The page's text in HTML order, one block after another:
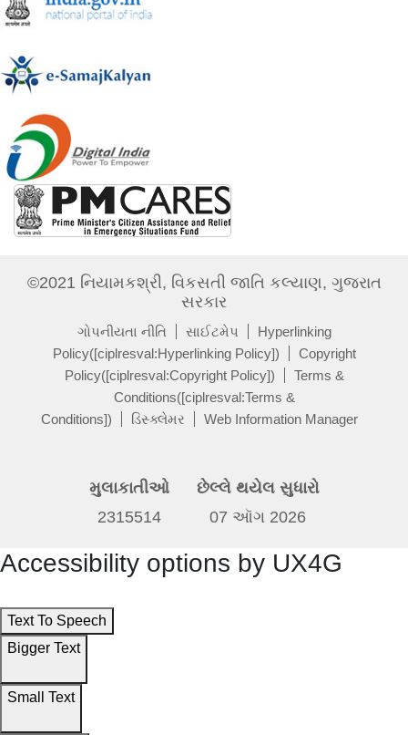
©2021 નિયામકશ્રી, વિકસતી જાતિ કલ્યાણ, ગુજરાત
સરકાર
ગોપનીયતા નીતિ સાઈટમેપ
Hyperlinking
Policy([ciplresval:Hyperlinking Policy])
Copyright
Policy([ciplresval:Copyright Policy])
Terms &
Conditions([ciplresval:Terms &
Conditions])
ડિસ્ક્લેમર Web Information Manager
મુલાકાતીઓ
2315514
છેલ્લે થયેલ સુધારો
07 ઑગ 2026
Accessibility options by UX4G
Text To Speech
Bigger Text
Small Text